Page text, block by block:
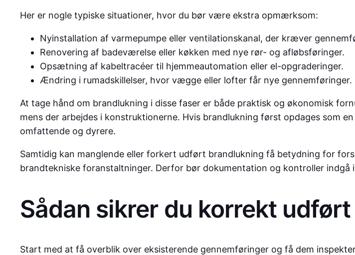
Her er nogle typiske situationer, hvor du bør være ekstra opmærksom:
Nyinstallation af varmepumpe eller ventilationskanal, der kræver
Renovering af badeværelse eller køkken med nye rør- og afløbsføringer.
Opsætning af kabeltracéer til hjemmeautomation eller el-opgraderinger.
Ændring i rumadskillelser, hvor vægge eller lofter får nye gennemføringer.
At tage hånd om brandlukning i disse faser er både praktisk og økonomisk
mens der arbejdes i konstruktionerne. Hvis brandlukning først opdages som
omfattende og dyrere.
Samtidig kan manglende eller forkert udført brandlukning få betydning for
brandtekniske foranstaltninger. Derfor bør dokumentation og kontroller indgå
Sådan sikrer du korrekt
Start med at få overblik over eksisterende gennemføringer og få dem